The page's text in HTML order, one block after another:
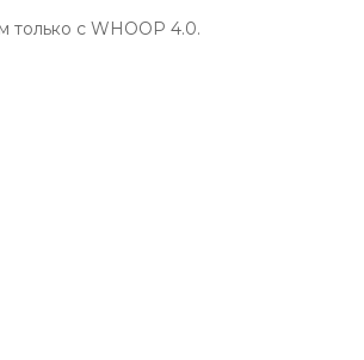
только с WHOOP 4.0.